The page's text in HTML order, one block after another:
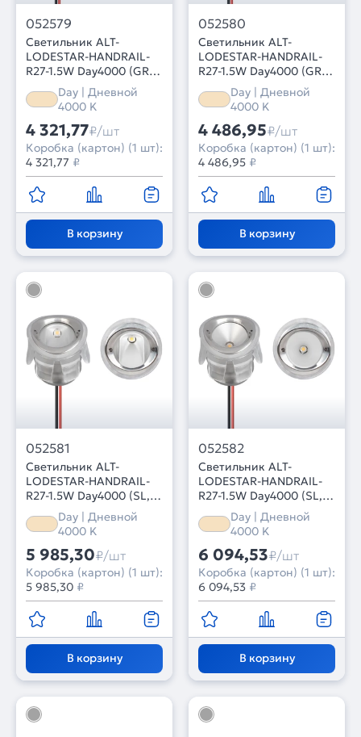
052579
Светильник ALT-
LODESTAR-HANDRAIL-
R27-1.5W Day4000 (GR,
30x60 deg, 12-24V)
(Arlight, IP67 Металл, 3
Day | Дневной
4000 K
4 321,77₽/шт
Коробка (картон) (1 шт):
4 321,77 ₽
В корзину
052580
Светильник ALT-
LODESTAR-HANDRAIL-
R27-1.5W Day4000 (GR,
70 deg, 12-24V) (Arlight,
IP67 Металл, 3 года)
Day | Дневной
4000 K
4 486,95₽/шт
Коробка (картон) (1 шт):
4 486,95 ₽
В корзину
052581
Светильник ALT-
LODESTAR-HANDRAIL-
R27-1.5W Day4000 (SL,
30x60 deg, 12-24V)
(Arlight, IP67 Металл, 3
Day | Дневной
4000 K
5 985,30₽/шт
Коробка (картон) (1 шт):
5 985,30 ₽
В корзину
052582
Светильник ALT-
LODESTAR-HANDRAIL-
R27-1.5W Day4000 (SL,
70 deg, 12-24V) (Arlight,
IP67 Металл, 3 года)
Day | Дневной
4000 K
6 094,53₽/шт
Коробка (картон) (1 шт):
6 094,53 ₽
В корзину